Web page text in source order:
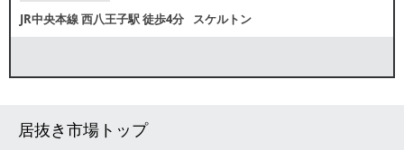
JR中央本線西八王子駅徒歩4分 スケルトン
居抜き市場トップ